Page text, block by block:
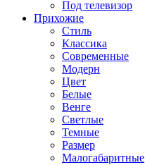
Под телевизор
Прихожие
Стиль
Классика
Современные
Модерн
Цвет
Белые
Венге
Светлые
Темные
Размер
Малогабаритные